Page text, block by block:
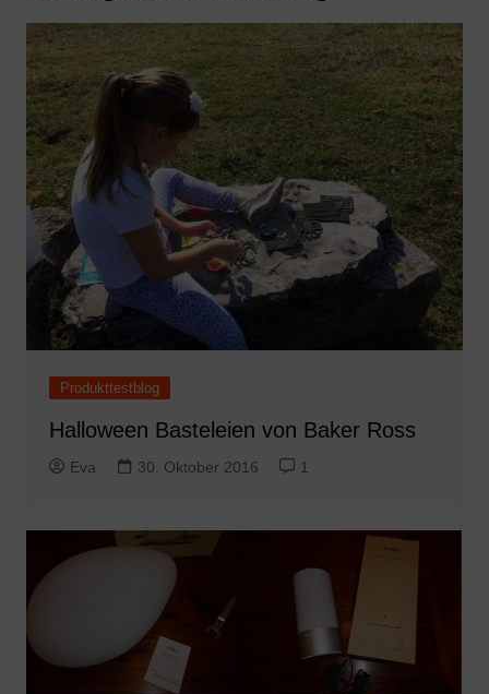
Produkttestblog
Halloween Basteleien von Baker Ross
Eva 30. Oktober 2016 1